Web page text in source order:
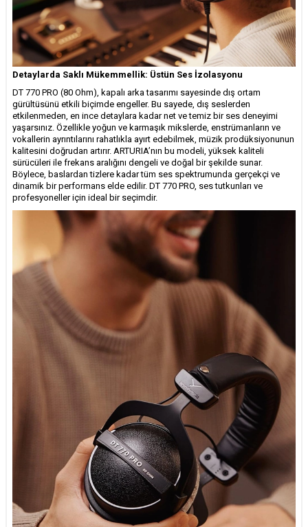
Detaylarda Saklı Mükemmellik: Üstün Ses İzolasyonu
DT 770 PRO (80 Ohm), kapalı arka tasarımı sayesinde dış ortam
gürültüsünü etkili biçimde engeller. Bu sayede, dış seslerden
etkilenmeden, en ince detaylara kadar net ve temiz bir ses deneyimi
yaşarsınız. Özellikle yoğun ve karmaşık mikslerde, enstrümanların ve
vokallerin ayrıntılarını rahatlıkla ayırt edebilmek, müzik prodüksiyonunun
kalitesini doğrudan artırır. ARTURIA’nın bu modeli, yüksek kaliteli
sürücüleri ile frekans aralığını dengeli ve doğal bir şekilde sunar.
Böylece, baslardan tizlere kadar tüm ses spektrumunda gerçekçi ve
dinamik bir performans elde edilir. DT 770 PRO, ses tutkunları ve
profesyoneller için ideal bir seçimdir.